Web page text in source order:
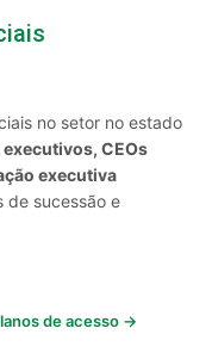
no setor no estado
CEOs
executiva
de sucessão e
de acesso →